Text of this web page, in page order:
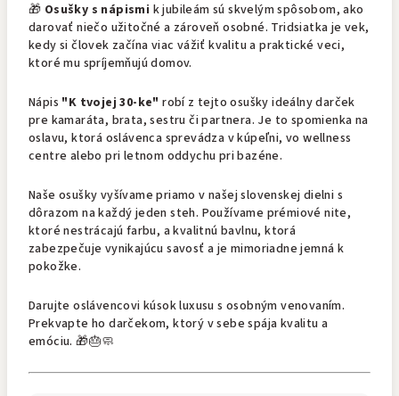
🎁 Osušky s nápismi k jubileám sú skvelým spôsobom, ako
darovať niečo užitočné a zároveň osobné. Tridsiatka je vek,
kedy si človek začína viac vážiť kvalitu a praktické veci,
ktoré mu spríjemňujú domov.
Nápis "K tvojej 30-ke" robí z tejto osušky ideálny darček
pre kamaráta, brata, sestru či partnera. Je to spomienka na
oslavu, ktorá oslávenca sprevádza v kúpeľni, vo wellness
centre alebo pri letnom oddychu pri bazéne.
Naše osušky vyšívame priamo v našej slovenskej dielni s
dôrazom na každý jeden steh. Používame prémiové nite,
ktoré nestrácajú farbu, a kvalitnú bavlnu, ktorá
zabezpečuje vynikajúcu savosť a je mimoriadne jemná k
pokožke.
Darujte oslávencovi kúsok luxusu s osobným venovaním.
Prekvapte ho darčekom, ktorý v sebe spája kvalitu a
emóciu. 🎁🎂🧼